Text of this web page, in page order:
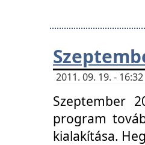
2011. 09. 19. -
Szeptember
program
kialakítása.